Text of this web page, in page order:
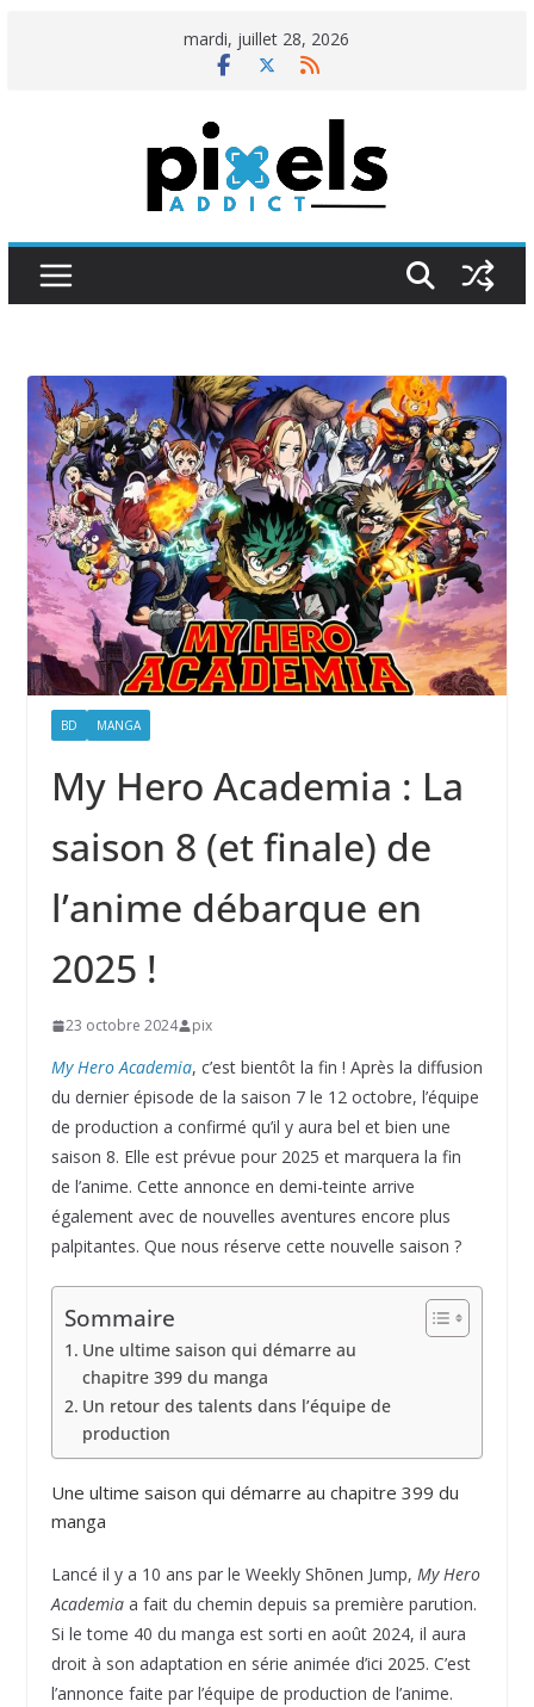
mardi, juillet 28, 2026
BD MANGA
My Hero Academia : La
saison 8 (et finale) de
l’anime débarque en
2025 !
23 octobre 2024 pix
My Hero Academia, c’est bientôt la fin ! Après la diffusion
du dernier épisode de la saison 7 le 12 octobre, l’équipe
de production a confirmé qu’il y aura bel et bien une
saison 8. Elle est prévue pour 2025 et marquera la fin
de l’anime. Cette annonce en demi-teinte arrive
également avec de nouvelles aventures encore plus
palpitantes. Que nous réserve cette nouvelle saison ?
Sommaire
Une ultime saison qui démarre au
chapitre 399 du manga
Un retour des talents dans l’équipe de
production
Une ultime saison qui démarre au chapitre 399 du
manga
Lancé il y a 10 ans par le Weekly Shōnen Jump, My Hero
Academia a fait du chemin depuis sa première parution.
Si le tome 40 du manga est sorti en août 2024, il aura
droit à son adaptation en série animée d’ici 2025. C’est
l’annonce faite par l’équipe de production de l’anime.